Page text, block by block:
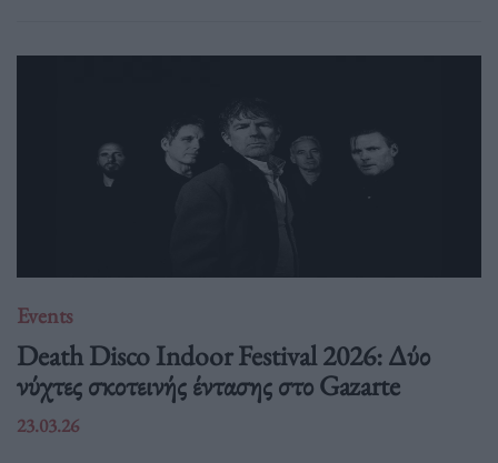
Events
Death Disco Indoor Festival 2026: Δύο
νύχτες σκοτεινής έντασης στο Gazarte
23.03.26